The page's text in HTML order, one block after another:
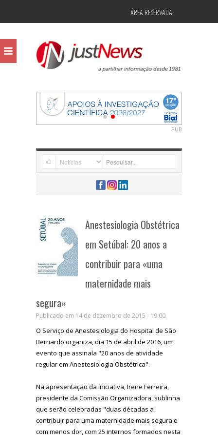
ÁREA RESERVADA
PUB
Anestesiologia Obstétrica
em Setúbal: 20 anos a
contribuir para «uma
maternidade mais
segura»
Publicado em 14 de dezembro de 2015 - 19:00
O Serviço de Anestesiologia do Hospital de São
Bernardo organiza, dia 15 de abril de 2016, um
evento que assinala "20 anos de atividade
regular em Anestesiologia Obstétrica".
Na apresentação da iniciativa, Irene Ferreira,
presidente da Comissão Organizadora, sublinha
que serão celebradas "duas décadas a
contribuir para uma maternidade mais segura e
com menos dor, com 25 internos formados nesta